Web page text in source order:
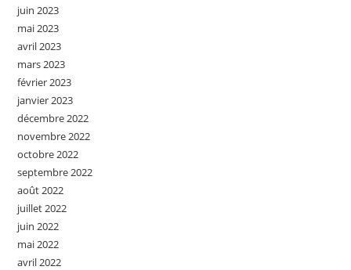
juin 2023
mai 2023
avril 2023
mars 2023
février 2023
janvier 2023
décembre 2022
novembre 2022
octobre 2022
septembre 2022
août 2022
juillet 2022
juin 2022
mai 2022
avril 2022